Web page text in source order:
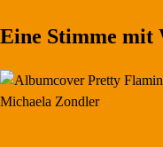
Eine Stimme mit